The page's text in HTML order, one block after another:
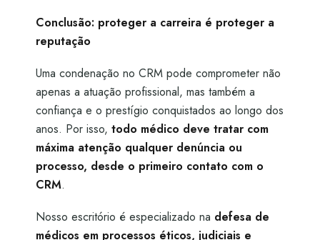
Conclusão: proteger a carreira é proteger a
reputação
Uma condenação no CRM pode comprometer não
apenas a atuação profissional, mas também a
confiança e o prestígio conquistados ao longo dos
anos. Por isso, todo médico deve tratar com
máxima atenção qualquer denúncia ou
processo, desde o primeiro contato com o
CRM.
Nosso escritório é especializado na defesa de
médicos em processos éticos, judiciais e